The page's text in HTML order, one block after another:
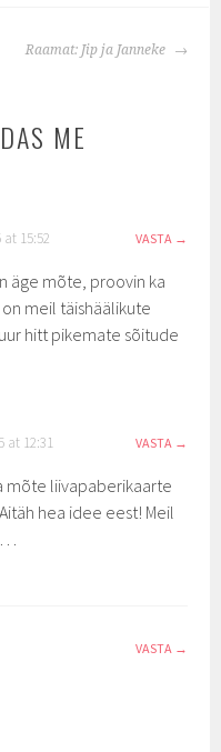
Raamat: Jip ja Janneke
ME
at 15:52 VASTA
äge mõte, proovin ka
meil täishäälikute
hitt pikemate sõitude
at 12:31 VASTA
mõte liivapaberikaarte
hea idee eest! Meil
VASTA